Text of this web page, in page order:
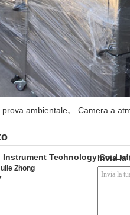
prova ambientale, Camera a
Technology Co.,Ltd
Zhong
Invia la